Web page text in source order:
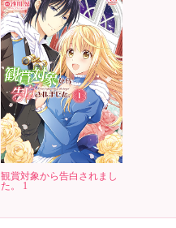
観賞対象から告白されまし
た。 1